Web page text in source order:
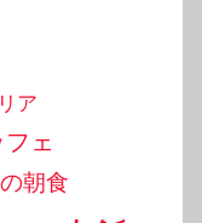
ア
ェ
朝食